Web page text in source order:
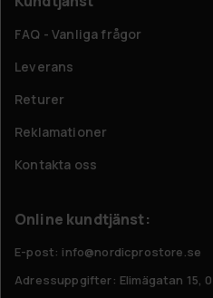
FAQ - Vanliga frågor
Leverans
Returer
Reklamationer
Kontakta oss
Online kundtjänst:
E-post: info@nordicprostore.se
Adressuppgifter: Elimägatan 15,